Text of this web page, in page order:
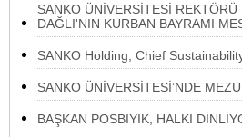
SANKO ÜNİVERSİTESİ REKTÖRÜ
DAĞLI'NIN KURBAN BAYRAMI
SANKO Holding, Chief
SANKO ÜNİVERSİTESİ’NDE
BAŞKAN POSBIYIK, HALKI